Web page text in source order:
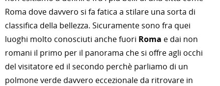
Roma dove davvero si fa fatica a stilare una sorta di
classifica della bellezza. Sicuramente sono fra quei
luoghi molto conosciuti anche fuori Roma e dai non
romani il primo per il panorama che si offre agli occhi
del visitatore ed il secondo perchè parliamo di un
polmone verde davvero eccezionale da ritrovare in